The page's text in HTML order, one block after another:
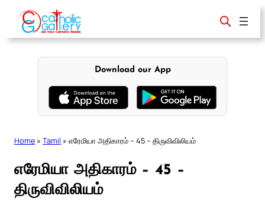
content
Download our App
Home » Tamil » எரேமியா அதிகாரம் – 45 – திருவிவிலியம்
எரேமியா அதிகாரம் – 45 –
திருவிவிலியம்